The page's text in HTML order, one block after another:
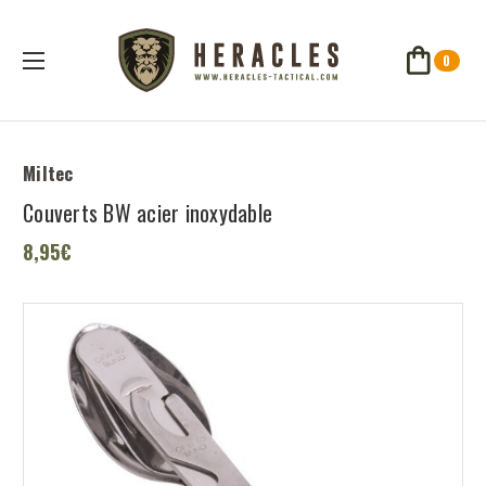
0
Miltec
Couverts BW acier inoxydable
8,95€